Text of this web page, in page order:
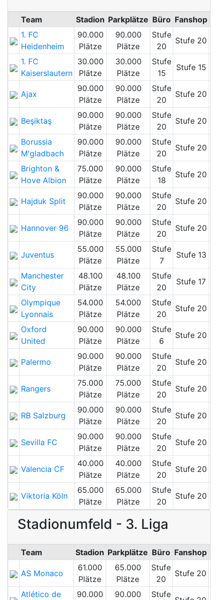
Team Stadion Parkplätze Büro Fanshop
1. FC
Heidenheim
90.000
Plätze
90.000
Plätze
Stufe
20
Stufe 20
1. FC
Kaiserslautern
30.000
Plätze
30.000
Plätze
Stufe
15
Stufe 15
Ajax
90.000
Plätze
90.000
Plätze
Stufe
20
Stufe 20
Beşiktaş
90.000
Plätze
90.000
Plätze
Stufe
20
Stufe 20
Borussia
M'gladbach
90.000
Plätze
90.000
Plätze
Stufe
20
Stufe 20
Brighton &
Hove Albion
75.000
Plätze
90.000
Plätze
Stufe
18
Stufe 20
Hajduk Split
90.000
Plätze
90.000
Plätze
Stufe
20
Stufe 20
Hannover 96
90.000
Plätze
90.000
Plätze
Stufe
20
Stufe 20
Juventus
55.000
Plätze
55.000
Plätze
Stufe
7
Stufe 13
Manchester
City
48.100
Plätze
48.100
Plätze
Stufe
20
Stufe 17
Olympique
Lyonnais
54.000
Plätze
54.000
Plätze
Stufe
20
Stufe 20
Oxford
United
90.000
Plätze
90.000
Plätze
Stufe
6
Stufe 20
Palermo
90.000
Plätze
90.000
Plätze
Stufe
20
Stufe 20
Rangers
75.000
Plätze
75.000
Plätze
Stufe
20
Stufe 20
RB Salzburg
90.000
Plätze
90.000
Plätze
Stufe
20
Stufe 20
Sevilla FC
90.000
Plätze
90.000
Plätze
Stufe
20
Stufe 20
Valencia CF
40.000
Plätze
40.000
Plätze
Stufe
20
Stufe 20
Viktoria Köln
65.000
Plätze
65.000
Plätze
Stufe
20
Stufe 20
Stadionumfeld - 3. Liga
Team Stadion Parkplätze Büro Fanshop
AS Monaco
61.000
Plätze
65.000
Plätze
Stufe
20
Stufe 20
Atlético de 90.000 90.000 Stufe